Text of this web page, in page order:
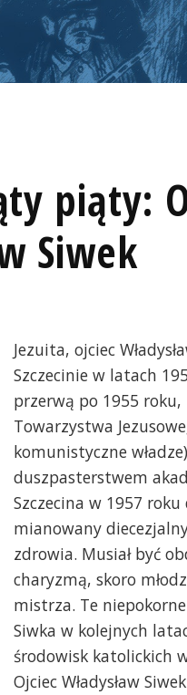
piąty:
Siwek
Jezuita, ojciec
Szczecinie w latach
przerwą po 1955
Towarzystwa
komunistyczne
duszpasterstwem
Szczecina w 1957
mianowany
zdrowia. Musiał być
charyzmą, skoro
mistrza. Te
Siwka w kolejnych
środowisk katolickich
Ojciec Władysław